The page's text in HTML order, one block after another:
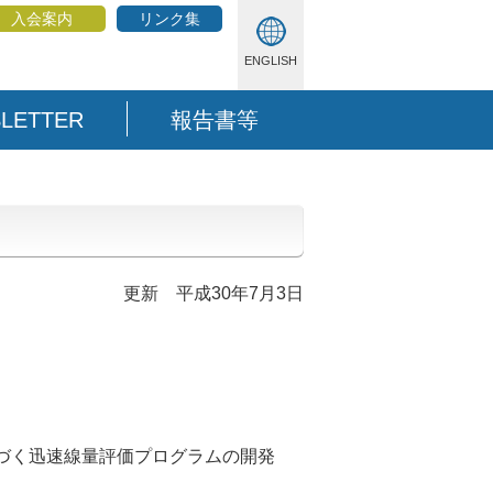
ENGLISH
入会案内 リンク集
報告書等
更新 平成30年7月3日
く迅速線量評価プログラムの開発